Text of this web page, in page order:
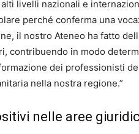
livelli nazionali e
perché conferma una
il nostro Ateneo ha fatto
contribuendo in modo
dei professionisti
nella nostra regione.”
nelle aree